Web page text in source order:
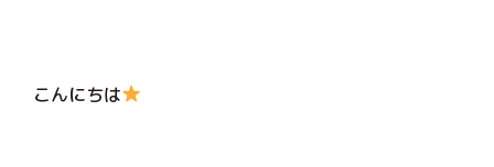
こんにちは